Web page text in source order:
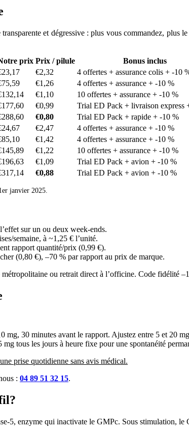
et dégressive : plus vous commandez, plus
prix Prix / pilule Bonus inclus
€2,32 4 offertes + assurance colis + -10
€1,26 4 offertes + assurance + -10 %
€1,10 10 offertes + assurance + -10 %
€0,99 Trial ED Pack + livraison express
€0,80 Trial ED Pack + rapide + -10 %
€2,47 4 offertes + assurance + -10 %
€1,42 4 offertes + assurance + -10 %
€1,22 10 offertes + assurance + -10 %
€1,09 Trial ED Pack + avion + -10 %
€0,88 Trial ED Pack + avion + -10 %
janvier 2025.
sur un ou deux week-ends.
semaine, à ~1,25 € l’unité.
rapport quantité/prix (0,99 €).
(0,80 €), –70 % par rapport au prix de marque.
ou retrait direct à l’officine. Code fidélité
mg, 30 minutes avant le rapport. Ajustez entre 5 et 20
mg tous les jours à heure fixe pour une spontanéité
prise quotidienne sans avis médical.
: 04 89 51 32 15.
5, enzyme qui inactivate le GMPc. Sous stimulation,